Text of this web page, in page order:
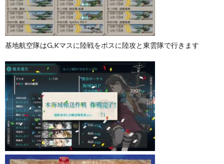
基地航空隊はG,Kマスに陸戦をボスに陸攻と東雲隊で行きます